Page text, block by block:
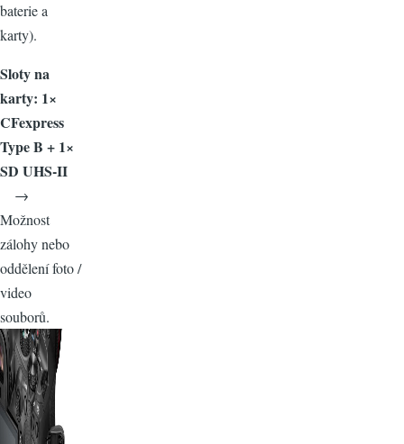
baterie a
karty).
Sloty na
karty: 1×
CFexpress
Type B + 1×
SD UHS-II
→
Možnost
zálohy nebo
oddělení foto /
video
souborů.